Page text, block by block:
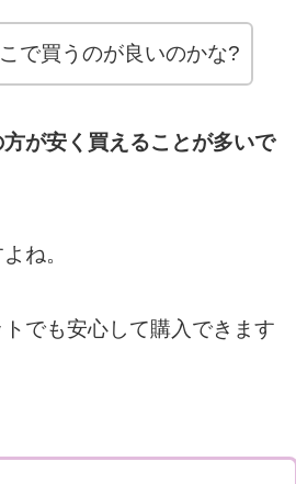
で買うのが良いのかな?
が安く買えることが多いで
ね。
でも安心して購入できます